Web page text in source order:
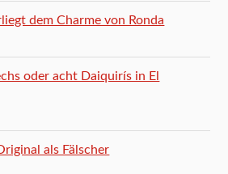
dem Charme von Ronda
oder acht Daiquirís in El
als Fälscher